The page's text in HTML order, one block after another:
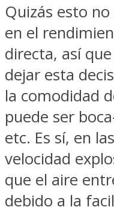
Quizás esto
en el
directa, así
dejar esta
la comodidad
puede ser
etc. Es sí, en
velocidad
que el aire
debido a la